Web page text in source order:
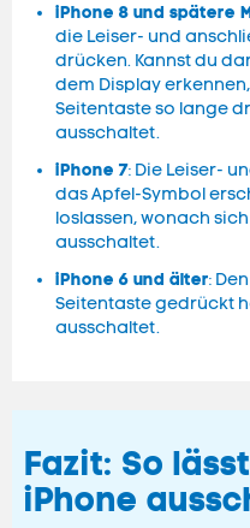
iPhone 8 und spätere
die Leiser- und
drücken. Kannst du
dem Display
Seitentaste so lange
ausschaltet.
iPhone 7: Die Leiser-
das Apfel-Symbol
loslassen, wonach
ausschaltet.
iPhone 6 und älter:
Seitentaste gedrückt
ausschaltet.
Fazit: So
iPhone